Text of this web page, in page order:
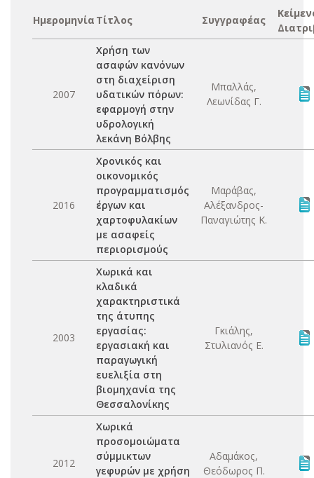
Ημερομηνία Τίτλος Συγγραφέας
2007
Χρήση των
ασαφών κανόνων
στη διαχείριση
υδατικών πόρων:
εφαρμογή στην
υδρολογική
λεκάνη Βόλβης
Μπαλλάς,
Λεωνίδας Γ.
2016
Χρονικός και
οικονομικός
προγραμματισμός
έργων και
χαρτοφυλακίων
με ασαφείς
περιορισμούς
Μαράβας,
Αλέξανδρος-
Παναγιώτης Κ.
2003
Χωρικά και
κλαδικά
χαρακτηριστικά
της άτυπης
εργασίας:
εργασιακή και
παραγωγική
ευελιξία στη
βιομηχανία της
Θεσσαλονίκης
Γκιάλης,
Στυλιανός Ε.
2012
Χωρικά
προσομοιώματα
σύμμικτων
γεφυρών με χρήση
Αδαμάκος,
Θεόδωρος Π.